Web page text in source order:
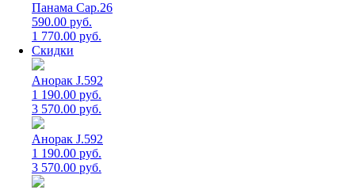
Панама Cap.26
590.00 руб.
1 770.00 руб.
Скидки
Анорак J.592
1 190.00 руб.
3 570.00 руб.
Анорак J.592
1 190.00 руб.
3 570.00 руб.